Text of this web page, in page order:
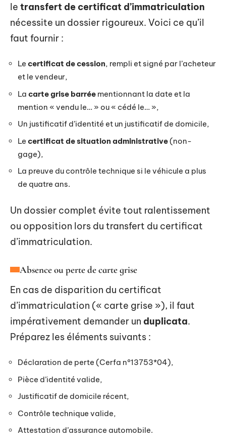
le transfert de certificat d’immatriculation
nécessite un dossier rigoureux. Voici ce qu’il
faut fournir :
Le certificat de cession, rempli et signé par l’acheteur
et le vendeur,
La carte grise barrée mentionnant la date et la
mention « vendu le… » ou « cédé le… »,
Un justificatif d’identité et un justificatif de domicile,
Le certificat de situation administrative(non-
gage),
La preuve du contrôle technique si le véhicule a plus
de quatre ans.
Un dossier complet évite tout ralentissement
ou opposition lors du transfert du certificat
d’immatriculation.
Absence ou perte de carte grise
En cas de disparition du certificat
d’immatriculation (« carte grise »), il faut
impérativement demander un duplicata.
Préparez les éléments suivants :
Déclaration de perte (Cerfa n°13753*04),
Pièce d’identité valide,
Justificatif de domicile récent,
Contrôle technique valide,
Attestation d’assurance automobile.